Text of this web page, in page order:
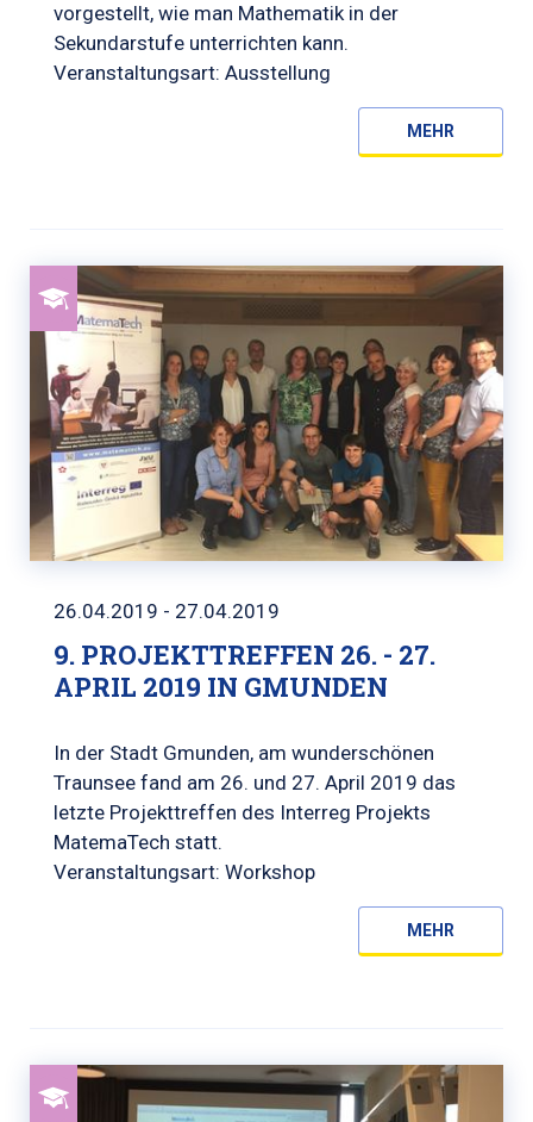
vorgestellt, wie man Mathematik in der
Sekundarstufe unterrichten kann.
Veranstaltungsart: Ausstellung
MEHR
26.04.2019 - 27.04.2019
9. PROJEKTTREFFEN 26. - 27.
APRIL 2019 IN GMUNDEN
In der Stadt Gmunden, am wunderschönen
Traunsee fand am 26. und 27. April 2019 das
letzte Projekttreffen des Interreg Projekts
MatemaTech statt.
Veranstaltungsart: Workshop
MEHR